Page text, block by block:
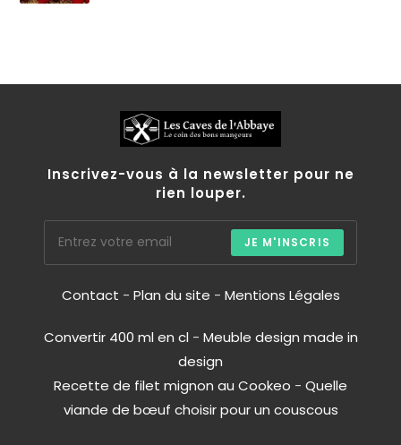
Inscrivez-vous à la newsletter pour ne
rien louper.
JE M'INSCRIS
Contact - Plan du site - Mentions Légales
Convertir 400 ml en cl - Meuble design made in
design
Recette de filet mignon au Cookeo - Quelle
viande de bœuf choisir pour un couscous